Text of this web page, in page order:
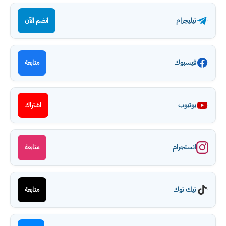
تيليجرام انضم الآن
فيسبوك متابعة
يوتيوب اشتراك
انستجرام متابعة
تيك توك متابعة